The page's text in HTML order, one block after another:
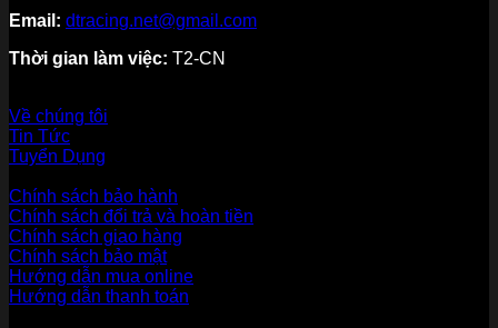
Email: dtracing.net@gmail.com
Thời gian làm việc: T2-CN
Về chúng tôi
Tin Tức
Tuyển Dụng
Chính sách bảo hành
Chính sách đổi trả và hoàn tiền
Chính sách giao hàng
Chính sách bảo mật
Hướng dẫn mua online
Hướng dẫn thanh toán